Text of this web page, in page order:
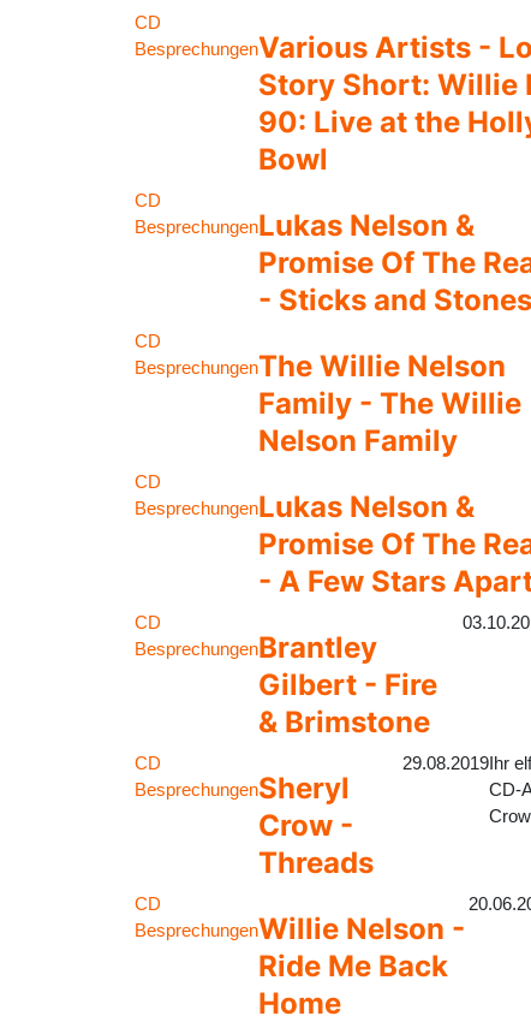
CD
BesprechungenVarious Artists -
Story Short: Willie
90: Live at the
Bowl
CD
BesprechungenLukas Nelson &
Promise Of The
- Sticks and Stones
CD
BesprechungenThe Willie Nelson
Family - The Willie
Nelson Family
CD
BesprechungenLukas Nelson &
Promise Of The
- A Few Stars
CD
BesprechungenBrantley
Gilbert - Fire
& Brimstone
CD
BesprechungenSheryl
Crow -
Threads
29.08.2019Ihr
CD-
CD
BesprechungenWillie Nelson -
Ride Me Back
Home